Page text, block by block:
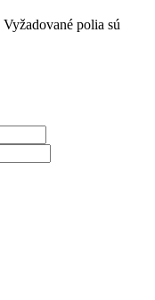
Vyžadované polia sú